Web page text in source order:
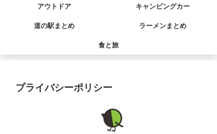
アウトドア キャンピングカー
道の駅まとめ ラーメンまとめ
食と旅
プライバシーポリシー